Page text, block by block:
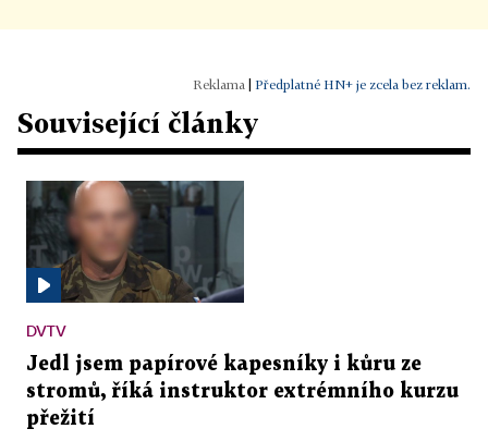
| Předplatné HN+ je zcela bez reklam.
Související články
DVTV
Jedl jsem papírové kapesníky i kůru ze
stromů, říká instruktor extrémního kurzu
přežití